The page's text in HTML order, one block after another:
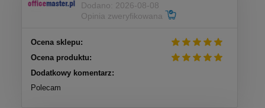
Dodano: 2026-08-08
Opinia zweryfikowana
Ocena sklepu:
Ocena produktu:
Dodatkowy komentarz:
Polecam